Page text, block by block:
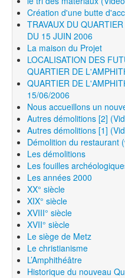
Création d'une butte
TRAVAUX DU
DU 15 JUIN 2006
La maison du Projet
LOCALISATION DES
QUARTIER DE
QUARTIER DE
15/06/2006
Nous accueillons un
Autres démolitions [2]
Autres démolitions [1]
Démolition du restaurant
Les démolitions
Les fouilles
Les années 2000
XX° siècle
XIX° siècle
XVIII° siècle
XVII° siècle
Le siège de Metz
Le christianisme
L’Amphithéâtre
Historique du nouveau